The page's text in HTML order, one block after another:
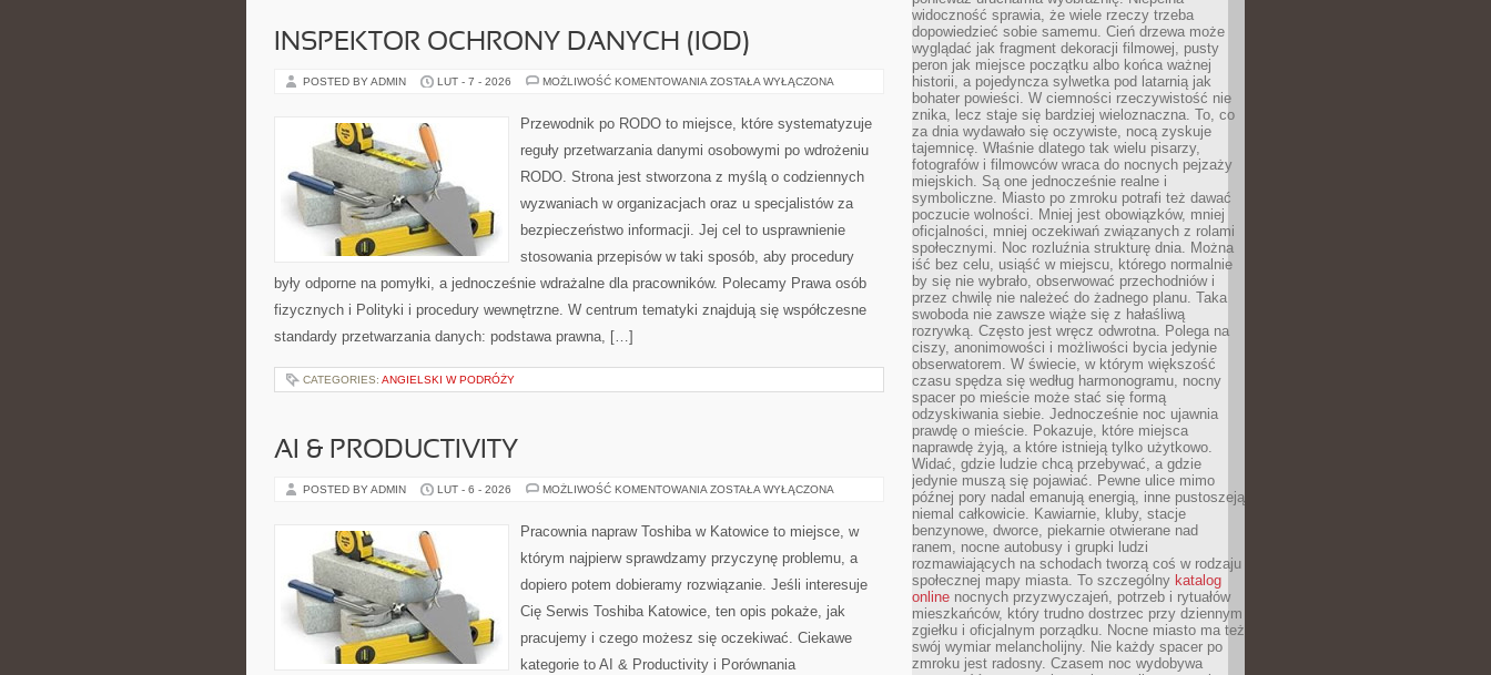
INSPEKTOR OCHRONY DANYCH (IOD)
POSTED BY ADMIN LUT - 7 - 2026 MOŻLIWOŚĆ KOMENTOWANIA INSPEKTOR
ZOSTAŁA WYŁĄCZONA
Przewodnik po RODO to miejsce, które systematyzuje
reguły przetwarzania danymi osobowymi po wdrożeniu
RODO. Strona jest stworzona z myślą o codziennych
wyzwaniach w organizacjach oraz u specjalistów za
bezpieczeństwo informacji. Jej cel to usprawnienie
stosowania przepisów w taki sposób, aby procedury
były odporne na pomyłki, a jednocześnie wdrażalne dla pracowników. Polecamy Prawa osób
fizycznych i Polityki i procedury wewnętrzne. W centrum tematyki znajdują się współczesne
standardy przetwarzania danych: podstawa prawna, […]
CATEGORIES: ANGIELSKI W PODRÓŻY
AI & PRODUCTIVITY
POSTED BY ADMIN LUT - 6 - 2026 MOŻLIWOŚĆ KOMENTOWANIA AI
ZOSTAŁA WYŁĄCZONA
Pracownia napraw Toshiba w Katowice to miejsce, w
którym najpierw sprawdzamy przyczynę problemu, a
dopiero potem dobieramy rozwiązanie. Jeśli interesuje
Cię Serwis Toshiba Katowice, ten opis pokaże, jak
pracujemy i czego możesz się oczekiwać. Ciekawe
kategorie to AI & Productivity i Porównania
widoczność sprawia, że wiele rzeczy trzeba
dopowiedzieć sobie samemu. Cień drzewa może
wyglądać jak fragment dekoracji filmowej, pusty
peron jak miejsce początku albo końca ważnej
historii, a pojedyncza sylwetka pod latarnią jak
bohater powieści. W ciemności rzeczywistość nie
znika, lecz staje się bardziej wieloznaczna. To, co
za dnia wydawało się oczywiste, nocą zyskuje
tajemnicę. Właśnie dlatego tak wielu pisarzy,
fotografów i filmowców wraca do nocnych pejzaży
miejskich. Są one jednocześnie realne i
symboliczne. Miasto po zmroku potrafi też dawać
poczucie wolności. Mniej jest obowiązków, mniej
oficjalności, mniej oczekiwań związanych z rolami
społecznymi. Noc rozluźnia strukturę dnia. Można
iść bez celu, usiąść w miejscu, którego normalnie
by się nie wybrało, obserwować przechodniów i
przez chwilę nie należeć do żadnego planu. Taka
swoboda nie zawsze wiąże się z hałaśliwą
rozrywką. Często jest wręcz odwrotna. Polega na
ciszy, anonimowości i możliwości bycia jedynie
obserwatorem. W świecie, w którym większość
czasu spędza się według harmonogramu, nocny
spacer po mieście może stać się formą
odzyskiwania siebie. Jednocześnie noc ujawnia
prawdę o mieście. Pokazuje, które miejsca
naprawdę żyją, a które istnieją tylko użytkowo.
Widać, gdzie ludzie chcą przebywać, a gdzie
jedynie muszą się pojawiać. Pewne ulice mimo
późnej pory nadal emanują energią, inne pustoszeją
niemal całkowicie. Kawiarnie, kluby, stacje
benzynowe, dworce, piekarnie otwierane nad
ranem, nocne autobusy i grupki ludzi
rozmawiających na schodach tworzą coś w rodzaju
społecznej mapy miasta. To szczególny katalog
online nocnych przyzwyczajeń, potrzeb i rytuałów
mieszkańców, który trudno dostrzec przy dziennym
zgiełku i oficjalnym porządku. Nocne miasto ma też
swój wymiar melancholijny. Nie każdy spacer po
zmroku jest radosny. Czasem noc wydobywa